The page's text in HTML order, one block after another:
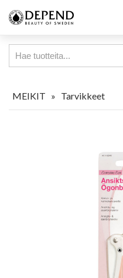
MEIKIT » Tarvikkeet